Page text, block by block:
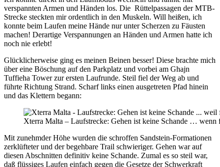
verspannten Armen und Händen los. Die Rüttelpassagen der MTB-
Strecke steckten mir ordentlich in den Muskeln. Will heißen, ich
konnte beim Laufen meine Hände nur unter Scherzen zu Fäusten
machen! Derartige Verspannungen an Händen und Armen hatte ich
noch nie erlebt!
Glücklicherweise ging es meinen Beinen besser! Diese brachte mich
über eine Böschung auf den Parkplatz und vorbei am Ghajn
Tuffieha Tower zur ersten Laufrunde. Steil fiel der Weg ab und
führte Richtung Strand. Scharf links einen ausgetreten Pfad hinein
und das Klettern begann:
Xterra Malta – Laufstrecke: Gehen ist keine Schande …
Mit zunehmder Höhe wurden die schroffen Sandstein-Formationen
zerklüfteter und der begehbare Trail schwieriger. Gehen war auf
diesen Abschnitten definitiv keine Schande. Zumal es so steil war,
daß flüssiges Laufen einfach gegen die Gesetze der Schwerkraft